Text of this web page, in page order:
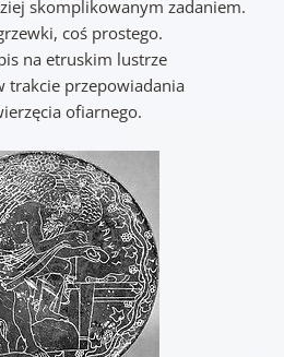
skomplikowanym zadaniem.
coś prostego.
na etruskim lustrze
trakcie przepowiadania
ofiarnego.